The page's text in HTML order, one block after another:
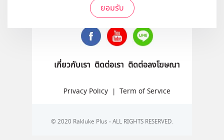
ยอมรับ
ติดตามเราได้ที่
เกี่ยวกับเรา ติดต่อเรา ติดต่อลงโฆษณา
Privacy Policy | Term of Service
© 2020 Rakluke Plus - ALL RIGHTS RESERVED.